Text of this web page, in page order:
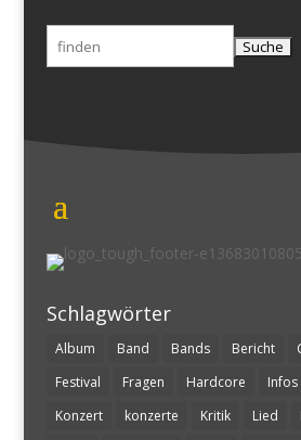
Suchen
nach:
Schlagwörter
Album Band Bands Bericht
Festival
Fragen Hardcore Infos
Konzert
konzerte Kritik Lied